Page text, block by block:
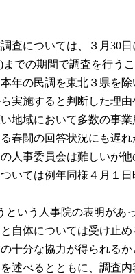
については、３月30
での期間で調査を行
の民調を東北３県を除
施すると判断した理
域において多数の事
闘の回答状況にも遅
人事委員会は難しいが
いては例年同様４月１日
いう人事院の表明が
自体については受け
十分な協力が得られ
述べるとともに、調査内